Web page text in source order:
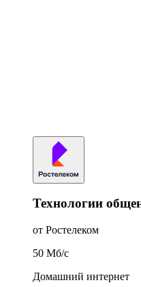
Технологии
от Ростелеком
50 Мб/c
Домашний интернет